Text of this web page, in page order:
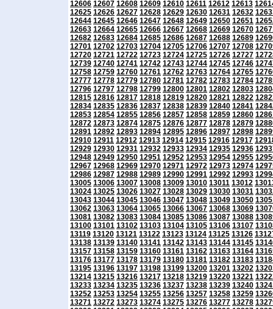
12606 12607 12608 12609 12610 12611 12612 12613
12625 12626 12627 12628 12629 12630 12631 12632
12644 12645 12646 12647 12648 12649 12650 12651
12663 12664 12665 12666 12667 12668 12669 12670
12682 12683 12684 12685 12686 12687 12688 12689
12701 12702 12703 12704 12705 12706 12707 12708
12720 12721 12722 12723 12724 12725 12726 12727
12739 12740 12741 12742 12743 12744 12745 12746
12758 12759 12760 12761 12762 12763 12764 12765
12777 12778 12779 12780 12781 12782 12783 12784
12796 12797 12798 12799 12800 12801 12802 12803
12815 12816 12817 12818 12819 12820 12821 12822
12834 12835 12836 12837 12838 12839 12840 12841
12853 12854 12855 12856 12857 12858 12859 12860
12872 12873 12874 12875 12876 12877 12878 12879
12891 12892 12893 12894 12895 12896 12897 12898
12910 12911 12912 12913 12914 12915 12916 12917
12929 12930 12931 12932 12933 12934 12935 12936
12948 12949 12950 12951 12952 12953 12954 12955
12967 12968 12969 12970 12971 12972 12973 12974
12986 12987 12988 12989 12990 12991 12992 12993
13005 13006 13007 13008 13009 13010 13011 13012
13024 13025 13026 13027 13028 13029 13030 13031
13043 13044 13045 13046 13047 13048 13049 13050
13062 13063 13064 13065 13066 13067 13068 13069
13081 13082 13083 13084 13085 13086 13087 13088
13100 13101 13102 13103 13104 13105 13106 13107
13119 13120 13121 13122 13123 13124 13125 13126
13138 13139 13140 13141 13142 13143 13144 13145
13157 13158 13159 13160 13161 13162 13163 13164
13176 13177 13178 13179 13180 13181 13182 13183
13195 13196 13197 13198 13199 13200 13201 13202
13214 13215 13216 13217 13218 13219 13220 13221
13233 13234 13235 13236 13237 13238 13239 13240
13252 13253 13254 13255 13256 13257 13258 13259
13271 13272 13273 13274 13275 13276 13277 13278